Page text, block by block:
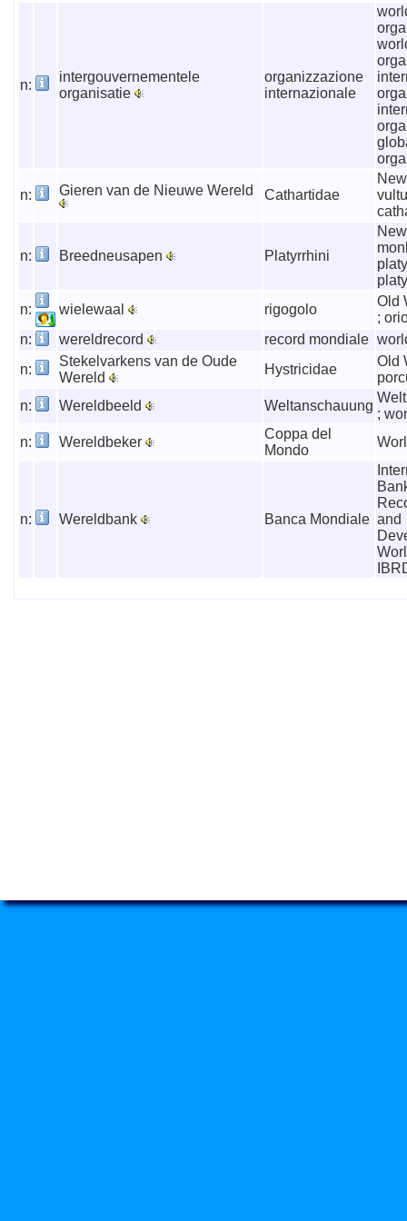
n:
intergouvernementele
organisatie
organizzazione
internazionale
n: Gieren van de Nieuwe Wereld Cathartidae
n: Breedneusapen Platyrrhini
n:
wielewaal rigogolo
Old
;
n:
wereldrecord record mondiale
n:
Stekelvarkens van de Oude
Wereld
Hystricidae
Old
n:
Wereldbeeld Weltanschauung
;
n:
Wereldbeker
Coppa del
Mondo
n: Wereldbank Banca Mondiale and